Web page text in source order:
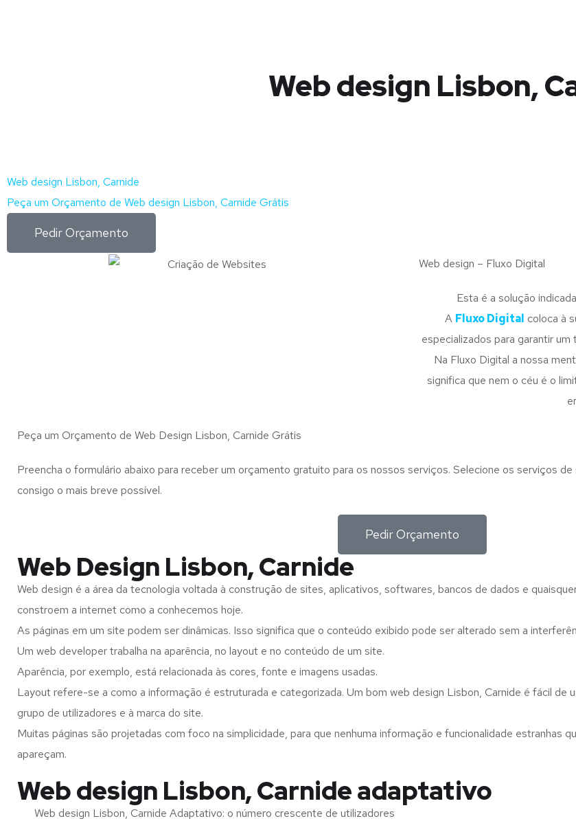
Web design Lisbon,
Web design Lisbon, Carnide
Peça um Orçamento de Web design Lisbon, Carnide Grátis
Pedir Orçamento
Web design – Fluxo Digital
Esta é a solução
A Fluxo Digital coloca à
especializados para garantir
Na Fluxo Digital a nossa
significa que nem o céu é o
Peça um Orçamento de Web Design Lisbon, Carnide Grátis
Preencha o formulário abaixo para receber um orçamento gratuito para os nossos serviços. Selecione os serviços
consigo o mais breve possível.
Pedir Orçamento
Web Design Lisbon, Carnide
Web design é a área da tecnologia voltada à construção de sites, aplicativos, softwares, bancos de dados e
constroem a internet como a conhecemos hoje.
As páginas em um site podem ser dinâmicas. Isso significa que o conteúdo exibido pode ser alterado sem a
Um web developer trabalha na aparência, no layout e no conteúdo de um site.
Aparência, por exemplo, está relacionada às cores, fonte e imagens usadas.
Layout refere-se a como a informação é estruturada e categorizada. Um bom web design Lisbon, Carnide é fácil de
grupo de utilizadores e à marca do site.
Muitas páginas são projetadas com foco na simplicidade, para que nenhuma informação e funcionalidade estranhas
apareçam.
Web design Lisbon, Carnide adaptativo
Web design Lisbon, Carnide Adaptativo: o número crescente de utilizadores